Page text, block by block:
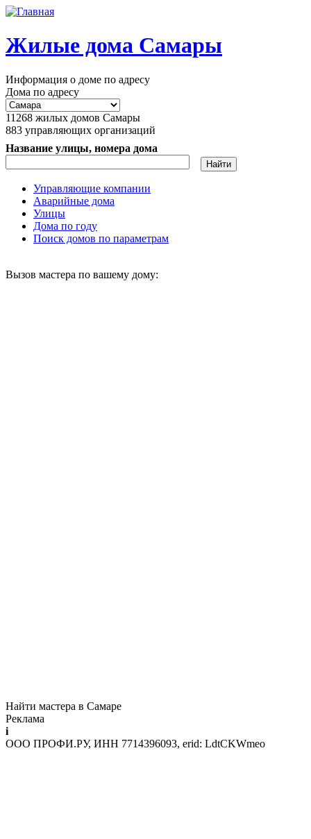
Перейти к основному содержанию
Жилые дома Самары
Информация о доме по адресу
Дома по адресу
11268 жилых домов Самары
883 управляющих организаций
Название улицы, номера дома
Главное меню
Управляющие компании
Аварийные дома
Улицы
Дома по году
Поиск домов по параметрам
Вызов мастера по вашему дому:
Найти мастера в Самаре
Реклама
i
ООО ПРОФИ.РУ, ИНН 7714396093, erid: LdtCKWmeo